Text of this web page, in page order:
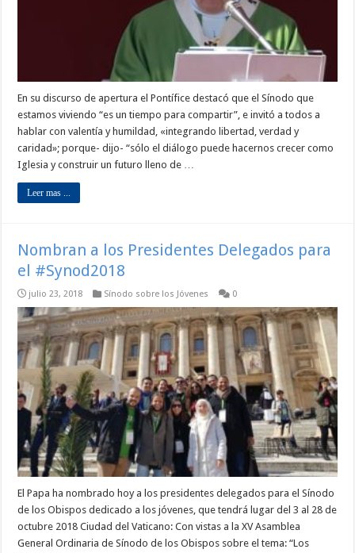
En su discurso de apertura el Pontífice destacó que el Sínodo que
estamos viviendo “es un tiempo para compartir”, e invitó a todos a
hablar con valentía y humildad, «integrando libertad, verdad y
caridad»; porque- dijo- “sólo el diálogo puede hacernos crecer como
Iglesia y construir un futuro lleno de …
Leer mas ...
Nombran a los Presidentes Delegados para
el #Synod2018
julio 23, 2018 Sínodo sobre los Jóvenes 0
El Papa ha nombrado hoy a los presidentes delegados para el Sínodo
de los Obispos dedicado a los jóvenes, que tendrá lugar del 3 al 28 de
octubre 2018 Ciudad del Vaticano: Con vistas a la XV Asamblea
General Ordinaria de Sínodo de los Obispos sobre el tema: “Los